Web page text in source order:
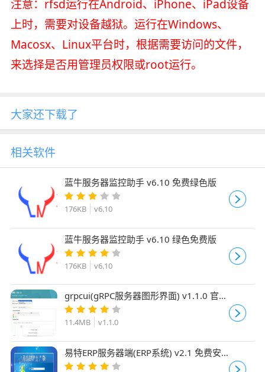
注意：rfsd运行在Android、iPhone、iPad设备
上时，需要对设备越狱。运行在Windows、
Macosx、Linux平台时，根据需要访问的文件，
来选择是否用管理员权限或root运行。
大家还下载了
相关软件
蓝牛服务器监控助手 v6.10 免费绿色版
176KB v6.10
蓝牛服务器监控助手 v6.10 绿色免费版
176KB v6.10
grpcui(gRPC服务器图形界面) v1.1.0 官方
免费版
11.4MB v1.1.0
易特ERP服务器端(ERP系统) v2.1 免费安
装版